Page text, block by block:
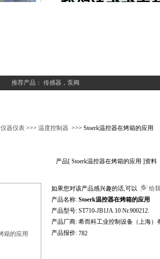
推荐产品： 传感器，泵阀
仪器仪表>>> 温度控制器 >>> Stoerk温控器在烤箱的应用
产品[ Stoerk温控器在烤箱的应用 ]资料
如果您对该产品感兴趣的话,可以
给
产品名称: Stoerk温控器在烤箱的应用
产品型号: ST710-JB1JA.10 Nr.900212.
产品厂商: 希而科工业控制设备（上海）
产品报价: 782